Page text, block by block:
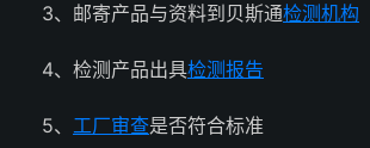
3、邮寄产品与资料到贝斯通检测机构
4、检测产品出具检测报告
5、 工厂审查是否符合标准